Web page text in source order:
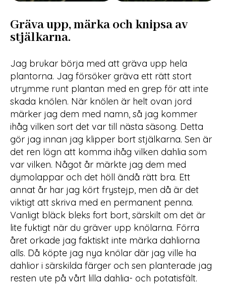
Gräva upp, märka och knipsa av
stjälkarna.
Jag brukar börja med att gräva upp hela
plantorna. Jag försöker gräva ett rätt stort
utrymme runt plantan med en grep för att inte
skada knölen. När knölen är helt ovan jord
märker jag dem med namn, så jag kommer
ihåg vilken sort det var till nästa säsong. Detta
gör jag innan jag klipper bort stjälkarna. Sen är
det ren lögn att komma ihåg vilken dahlia som
var vilken. Något år märkte jag dem med
dymolappar och det höll ändå rätt bra. Ett
annat år har jag kört frystejp, men då är det
viktigt att skriva med en permanent penna.
Vanligt bläck bleks fort bort, särskilt om det är
lite fuktigt när du gräver upp knölarna. Förra
året orkade jag faktiskt inte märka dahliorna
alls. Då köpte jag nya knölar där jag ville ha
dahlior i särskilda färger och sen planterade jag
resten ute på vårt lilla dahlia- och potatisfält.